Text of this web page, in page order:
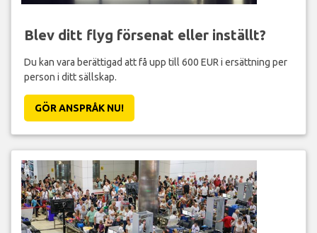
Blev ditt flyg försenat eller inställt?
Du kan vara berättigad att få upp till 600 EUR i ersättning per
person i ditt sällskap.
GÖR ANSPRÅK NU!